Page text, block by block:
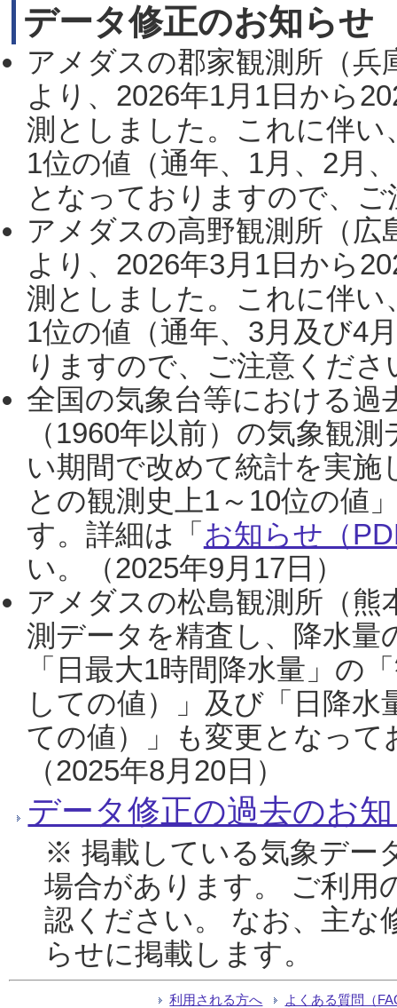
データ修正のお知らせ
アメダスの郡家観測所（
より、2026年1月1日から
測としました。これに伴い
1位の値（通年、1月、2月
となっておりますので、
アメダスの高野観測所（
より、2026年3月1日から
測としました。これに伴い
1位の値（通年、3月及び4
りますので、ご注意くだ
全国の気象台等における過
（1960年以前）の気象観
い期間で改めて統計を実
との観測史上1～10位の値
す。詳細は「 お知らせ（
い。（2025年9月17日）
アメダスの松島観測所（熊
測データを精査し、降水
「日最大1時間降水量」の
しての値）」及び「日降
ての値）」も変更となっ
（2025年8月20日）
データ修正の過去のお
※ 掲載している気象デー
場合があります。 ご利用
認ください。 なお、主な
らせに掲載します。
利用される方へ よくある質問（